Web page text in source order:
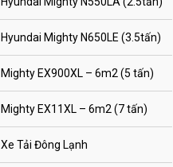
Hyundai Mighty N650LE (3.5tấn)
Mighty EX900XL – 6m2 (5 tấn)
Mighty EX11XL – 6m2 (7 tấn)
Xe Tải Đông Lạnh